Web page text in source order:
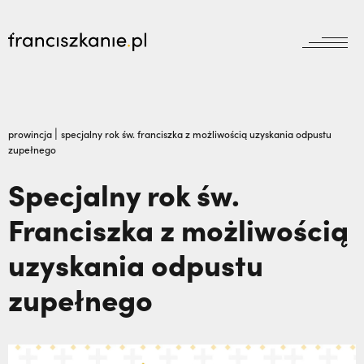
jubileusz
wydarzenia
dokumenty
biblioteka
prowincja
wydarzenia
prowincja
powołanie
dzieła
misje
zakon
bracia mniejsi
reguła i życie
franciszek
duchowość
księgarnia
wesprzyj
kontakt
Wyszukiwarka
najczęściej wyszukiwane
Kalwaria Pacławska zaprasza na Wielki
Odpust.,Nigdy nie przestać ufać (Mt 14, 22-
prowincja | specjalny rok św. franciszka z możliwością uzyskania odpustu
zupełnego
Specjalny rok św.
Franciszka z możliwością
uzyskania odpustu
zupełnego